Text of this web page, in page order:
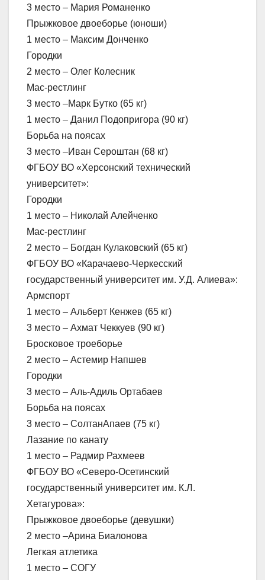
3 место – Мария Романенко
Прыжковое двоеборье (юноши)
1 место – Максим Донченко
Городки
2 место – Олег Колесник
Мас-рестлинг
3 место –Марк Бутко (65 кг)
1 место – Данил Подопригора (90 кг)
Борьба на поясах
3 место –Иван Сероштан (68 кг)
ФГБОУ ВО «Херсонский технический
университет»:
Городки
1 место – Николай Алейченко
Мас-рестлинг
2 место – Богдан Кулаковский (65 кг)
ФГБОУ ВО «Карачаево-Черкесский
государственный университет им. У.Д. Алиева»:
Армспорт
1 место – Альберт Кенжев (65 кг)
3 место – Ахмат Чеккуев (90 кг)
Бросковое троеборье
2 место – Астемир Напшев
Городки
3 место – Аль-Адиль Ортабаев
Борьба на поясах
3 место – СолтанАпаев (75 кг)
Лазание по канату
1 место – Радмир Рахмеев
ФГБОУ ВО «Северо-Осетинский
государственный университет им. К.Л.
Хетагурова»:
Прыжковое двоеборье (девушки)
2 место –Арина Биалонова
Легкая атлетика
1 место – СОГУ